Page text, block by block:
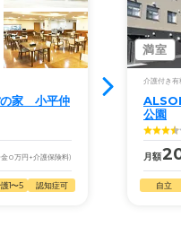
家　小平仲
金0万円 +介護保険料)
1〜5 認知症可
満室
介護付き有
公園
月額
自立